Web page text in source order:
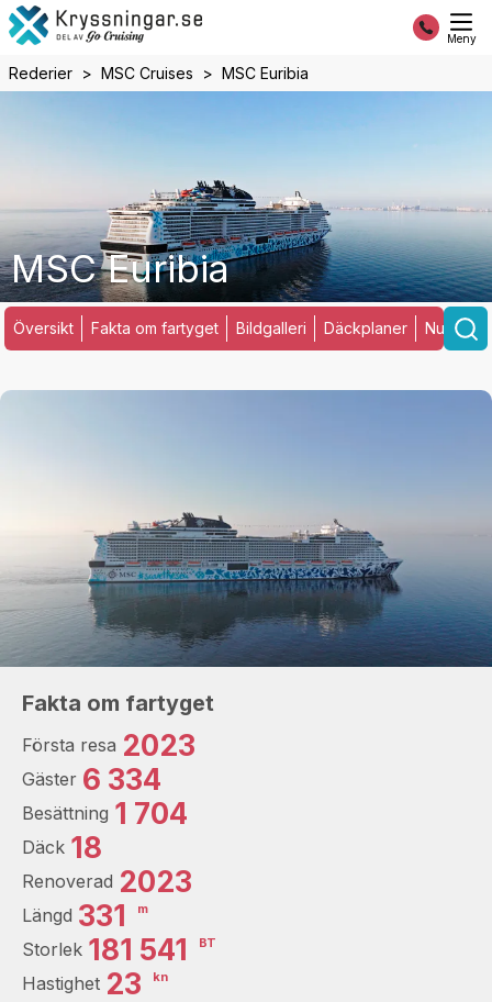
Meny
Rederier MSC Cruises MSC Euribia
MSC Euribia
Översikt Fakta om fartyget Bildgalleri Däckplaner
Fakta om fartyget
Första resa 2023
Gäster 6 334
Besättning 1 704
Däck 18
Renoverad 2023
Längd 331 m
Storlek 181 541 BT
Hastighet 23 kn